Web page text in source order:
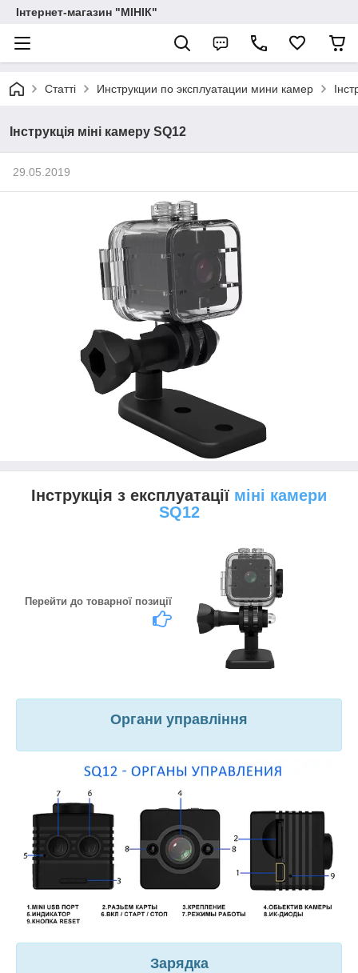
Інтернет-магазин "МІНІК"
Статті Инструкции по эксплуатации мини камер
Інструкція міні камеру SQ12
29.05.2019
Інструкція з експлуатації міні камери
SQ12
Перейти до товарної позиції
Органи управління
Зарядка